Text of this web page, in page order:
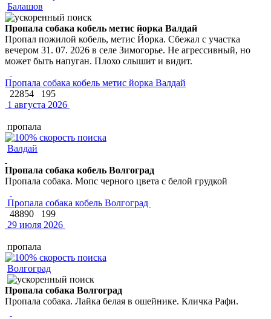
Балашов
Пропала собака кобель метис йорка Валдай
Пропал пожилой кобель, метис Йорка. Сбежал с участка
вечером 31. 07. 2026 в селе Зимогорье. Не агрессивный, но
может быть напуган. Плохо слышит и видит.
Пропала собака кобель метис йорка Валдай
22854
195
1 августа 2026
пропала
Валдай
Пропала собака кобель Волгоград
Пропала собака. Мопс черного цвета с белой грудкой
Пропала собака кобель Волгоград
48890
199
29 июля 2026
пропала
Волгоград
Пропала собака Волгоград
Пропала собака. Лайка белая в ошейнике. Кличка Рафи.